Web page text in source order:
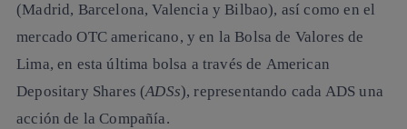
(Madrid, Barcelona, Valencia y Bilbao), así como en el
mercado OTC americano, y en la Bolsa de Valores de
Lima, en esta última bolsa a través de American
Depositary Shares (ADSs), representando cada ADS una
acción de la Compañía.